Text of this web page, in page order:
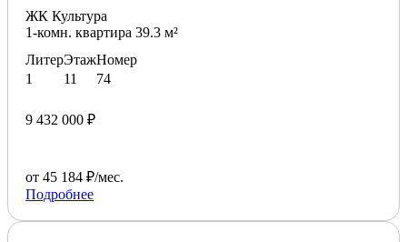
ЖК Культура
1-комн. квартира 39.3 м²
Литер
1
Этаж
11
Номер
74
9 432 000 ₽
от 45 184 ₽/мес.
Подробнее